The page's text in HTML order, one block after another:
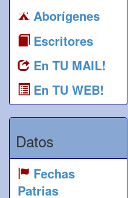
Aborígenes
Escritores
En TU MAIL!
En TU WEB!
Datos
Fechas
Patrias